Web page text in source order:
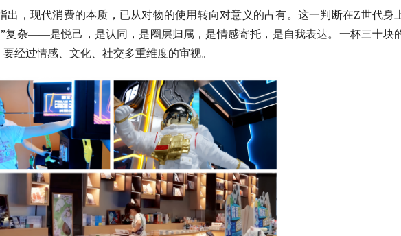
出，现代消费的本质，已从对物的使用转向对意义的占有。这一判断在Z世代身
复杂——是悦己，是认同，是圈层归属，是情感寄托，是自我表达。一杯三十块
经过情感、文化、社交多重维度的审视。